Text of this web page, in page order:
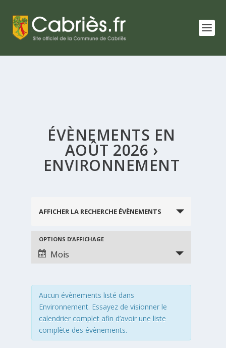
ÉVÈNEMENTS EN
AOÛT 2026 ›
ENVIRONNEMENT
ET
DE
VUES
AFFICHER LA RECHERCHE ÉVÈNEMENTS
NAVIGATION
DE
ÉVÈNEMENT
OPTIONS D’AFFICHAGE
Mois
Aucun évènements listé dans
Environnement. Essayez de visionner le
calendrier complet afin d’avoir une liste
complète des évènements.